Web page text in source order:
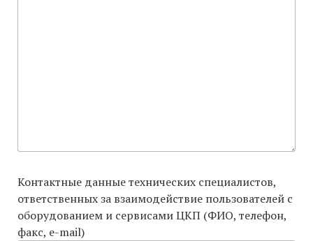
Контактные данные технических специалистов,
ответственных за взаимодействие пользователей с
оборудованием и сервисами ЦКП (ФИО, телефон,
факс, e-mail)